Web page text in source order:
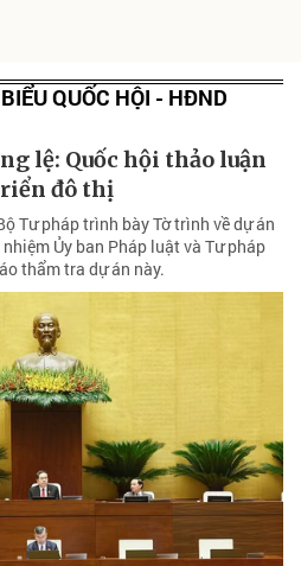
QUỐC HỘI - HĐND
lệ: Quốc hội thảo luận
đô thị
Tư pháp trình bày Tờ trình về dự án
Ủy ban Pháp luật và Tư pháp
thẩm tra dự án này.